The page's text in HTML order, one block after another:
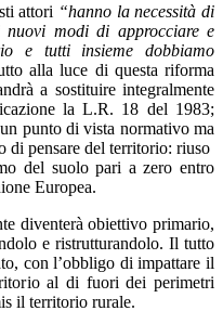
attori “hanno la necessità di
nuovi modi di approcciare e
e tutti insieme dobbiamo
alla luce di questa riforma
a sostituire integralmente
la L.R. 18 del 1983;
punto di vista normativo ma
di pensare del territorio: riuso
del suolo pari a zero entro
Europea.
diventerà obiettivo primario,
e ristrutturandolo. Il tutto
con l’obbligo di impattare il
al di fuori dei perimetri
il territorio rurale.